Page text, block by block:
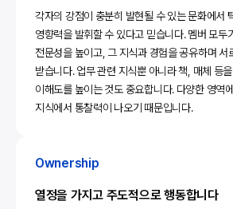
각자의 강점이 충분히 발현될 수 있는 문화에서
영향력을 발휘할 수 있다고 믿습니다. 멤버 모두
전문성을 높이고, 그 지식과 경험을 공유하며 서
받습니다. 업무 관련 지식뿐 아니라 책, 매체 등
이해도를 높이는 것도 중요합니다. 다양한 영역
지식에서 통찰력이 나오기 때문입니다.
Ownership
열정을 가지고 주도적으로 행동합니다